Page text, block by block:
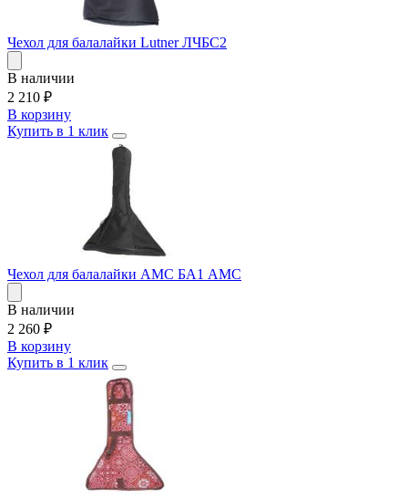
Чехол для балалайки Lutner ЛЧБС2
В наличии
2 210 ₽
В корзину
Купить в 1 клик
Чехол для балалайки AMC БА1 АМС
В наличии
2 260 ₽
В корзину
Купить в 1 клик